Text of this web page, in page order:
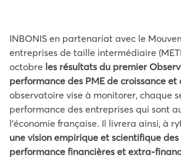
INBONIS en partenariat avec le
entreprises de taille intermédiaire
octobre les résultats du premier
performance des PME de croissance et
observatoire vise à monitorer, chaque
performance des entreprises qui sont
l’économie française. Il livrera ainsi, à
une vision empirique et scientifique
performance financières et extra-